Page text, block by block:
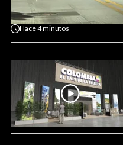
Hace4 minutos